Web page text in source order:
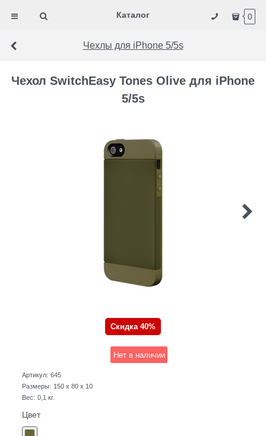
Каталог 0
Чехлы для iPhone 5/5s
Чехол SwitchEasy Tones Olive для iPhone
5/5s
Скидка 40%
Нет в наличии
Артикул: 645
Размеры: 150 x 80 x 10
Вес: 0,1 кг.
Цвет